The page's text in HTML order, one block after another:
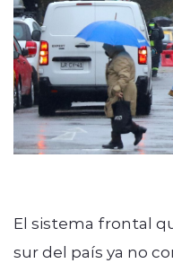
modo
El sistema frontal
sur del país ya no